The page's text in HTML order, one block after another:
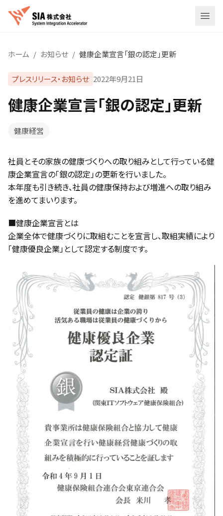
メニ
ホーム / お知らせ / 健康企業宣言「銀の認定」更新
プレスリリース・お知らせ 2022年9月21日
健康企業宣言「銀の認定」更新
健康経営
社員とその家族の健康づくりへの取り組みとして行っている健
康企業宣言の「銀の認定」の更新を行いました。
本年度も引き続き、社員の健康保持および増進への取り組み
を進めてまいります。
■健康企業宣言とは
企業全体で健康づくりに取組むことを宣言し、取組実績により
「健康優良企業」として認定する制度です。